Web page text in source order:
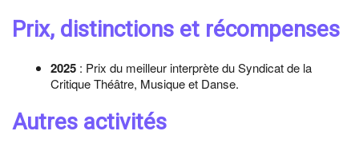
Prix, distinctions et récompenses
2025 : Prix du meilleur interprète du Syndicat de la
Critique Théâtre, Musique et Danse.
Autres activités